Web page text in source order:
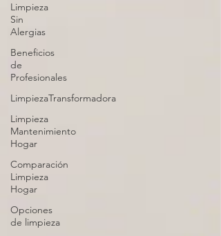
Limpieza
Sin
Alergias
Beneficios
de
Profesionales
LimpiezaTransformadora
Limpieza
Mantenimiento
Hogar
Comparación
Limpieza
Hogar
Opciones
de limpieza